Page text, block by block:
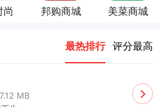
尚
邦购商城
美菜商城
最热排行 评分最高
MB